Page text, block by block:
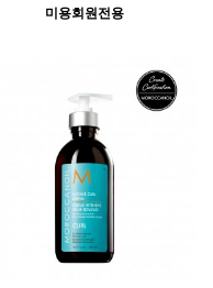
미용회원전용